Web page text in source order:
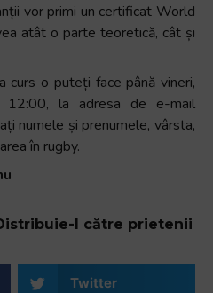
vor primi un certificat World
atât o parte teoretică, cât și
curs o puteți face până vineri,
la adresa de e-mail
numele și prenumele, vârsta,
în rugby.
l către prietenii
Twitter